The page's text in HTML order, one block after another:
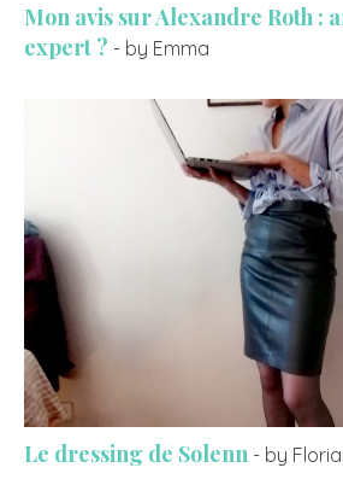
Mon avis sur Alexandre Roth :
expert ? - by Emma
Le dressing de Solenn - by